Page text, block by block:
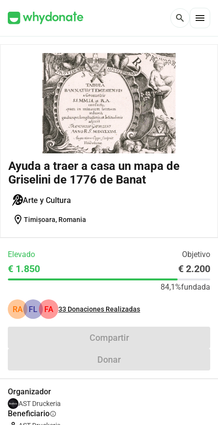
search menu
Ayuda a traer a casa un mapa de
Griselini de 1776 de Banat
Arte y Cultura
location_on Timișoara, Romania
Elevado Objetivo
€ 1.850 € 2.200
84,1%fundada
RA FL FA 33 Donaciones Realizadas
Compartir
Donar
Organizador
AST Druckeria
Beneficiarioinfo